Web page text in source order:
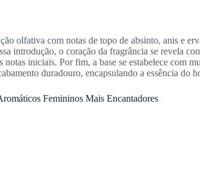
olfativa com notas de topo de absinto, anis e
introdução, o coração da fragrância se revela
notas iniciais. Por fim, a base se estabelece com
duradouro, encapsulando a essência do
Femininos Mais Encantadores